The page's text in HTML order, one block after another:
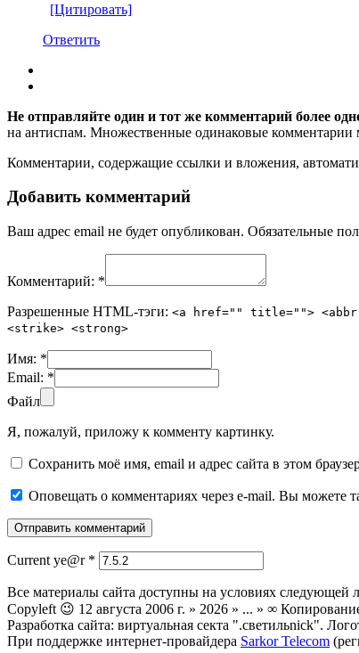
[Цитировать]
Ответить
Не отправляйте один и тот же комментарий более
на антиспам. Множественные одинаковые комментарии
Комментарии, содержащие ссылки и вложения,
Добавить комментарий
Ваш адрес email не будет опубликован. Обязательные
Комментарий: *
Разрешенные HTML-тэги: <a href="" title=""> <abbr
<strike> <strong>
Имя: *
Email: *
Файл
Я, пожалуй, приложу к комменту картинку.
Сохранить моё имя, email и адрес сайта в этом
Оповещать о комментариях через e-mail. Вы можете
Current ye@r *
Все материалы сайта доступны на условиях следующей
Copyleft 😉 12 августа 2006 г. » 2026 » ... » ∞
Разработка сайта: виртуальная секта ".светильnick".
При поддержке интернет-провайдера Sarkor Telecom